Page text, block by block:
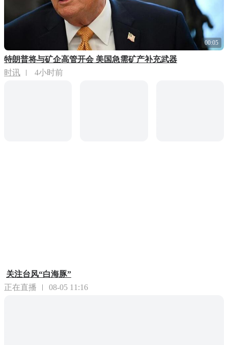
00:05
特朗普将与矿企高管开会 美国急需矿产补充武器
时讯
4小时前
关注台风“白海豚”
正在直播
08-05 11:16